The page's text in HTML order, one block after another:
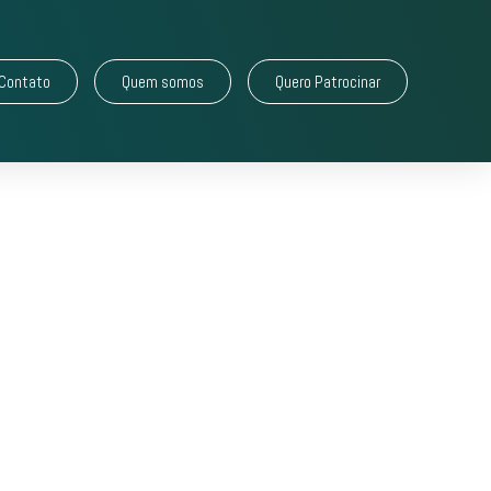
Quem somos Quero Patrocinar